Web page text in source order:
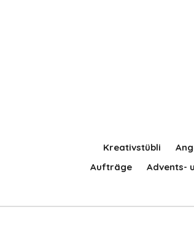
Kreativstübli
Aufträge
Advents-